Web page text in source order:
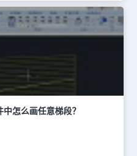
修改宽度值，最小值不能为零。
接在“齐平台”、“居中”、“齐楼
通过拖动夹点任意调整两梯段
跑的下剖断；2、中间层的一跑
扶手高宽】值分别为900高，
】:100图上一般取0，在1:50详
】在休息平台扶手转角处的伸出
，默认60，为0或者负值时扶手
加。【有外侧栏杆】绘制扶手也
梯形式，由两跑直线梯段、一
或两组栏杆构成的自定义对象，
可分解(EXPLODE)为基本构件
梯方向线属于楼梯对象的一部
位置和形式，扶手的伸出长度、
可任意调整、特性栏中可以修改
板遮挡梯段的新功能。双跑楼梯
，如是否设置两侧扶手、中间扶
度、有无梯段边梁(尺寸需要在
形等，尽量满足建筑的个性化
习惯作了修改，镜像后依然保持
楼梯的相关介绍，相信大家看完
解，下节建筑CAD制图教程将给
怎么画任意梯段？